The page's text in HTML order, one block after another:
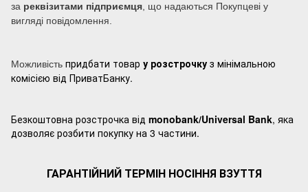
за реквізитами підприємця , що надаються Покупцеві у
вигляді повідомлення.
Можливість придбати товар у розстрочку з мінімальною
комісією від ПриватБанку.
Безкоштовна розстрочка від monobank/Universal Bank, яка
дозволяє розбити покупку на 3 частини.
ГАРАНТІЙНИЙ ТЕРМІН НОСІННЯ ВЗУТТЯ